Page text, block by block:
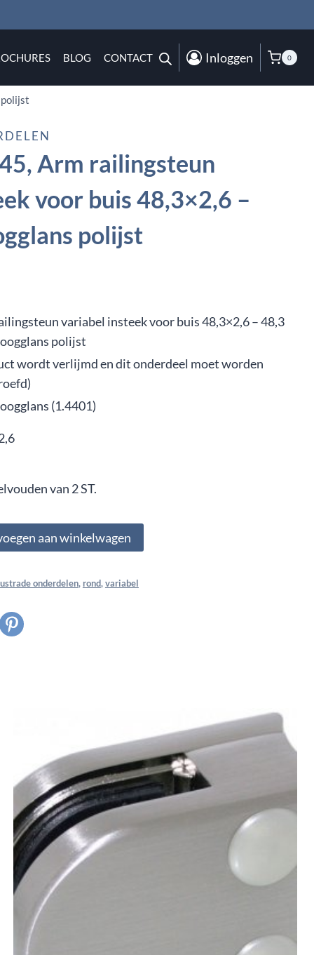
BLOG CONTACT Inloggen 0
Arm railingsteun
voor buis 48,3×2,6 –
polijst
variabel insteek voor buis 48,3×2,6 – 48,3
polijst
wordt verlijmd en dit onderdeel moet worden
(1.4401)
van 2 ST.
aan winkelwagen
onderdelen, rond, variabel